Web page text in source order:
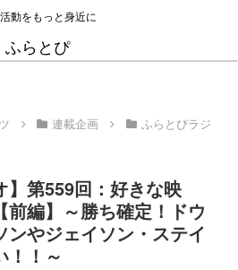
動をもっと身近に
ふらとぴ
連載企画
ふらとぴラジ
】第559回：好きな映
前編】～勝ち確定！ドウ
ンやジェイソン・ステイ
！！～